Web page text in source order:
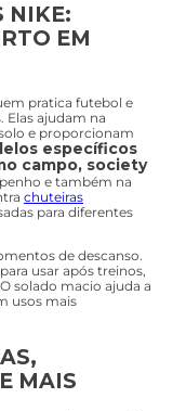
NIKE:
EM
pratica futebol e
Elas ajudam na
e proporcionam
específicos
campo, society
e também na
chuteiras
para diferentes
de descanso.
usar após treinos,
solado macio ajuda a
usos mais
MAIS